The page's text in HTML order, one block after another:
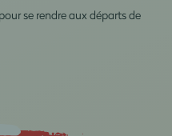
se rendre aux départs de